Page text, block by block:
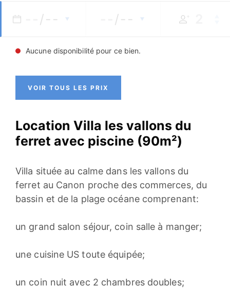
/-- /--
Aucune disponibilité pour ce bien.
VOIR TOUS LES PRIX
Location Villa les vallons du
ferret avec piscine (90m²)
Villa située au calme dans les vallons du
ferret au Canon proche des commerces, du
bassin et de la plage océane comprenant:
un grand salon séjour, coin salle à manger;
une cuisine US toute équipée;
un coin nuit avec 2 chambres doubles;